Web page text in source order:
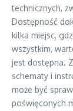
technicznych,
Dostępność
kilka miejsc,
wszystkim,
jest dostępna.
schematy i
może być
poświęconych